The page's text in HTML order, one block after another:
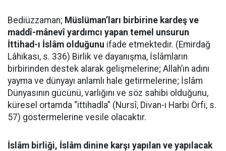
Bediüzzaman; Müslüman’ları birbirine kardeş ve
maddî-mânevî yardımcı yapan temel unsurun
İttihad-ı İslâm olduğunu ifade etmektedir. (Emirdağ
Lâhikası, s. 336) Birlik ve dayanışma, İslâmların
birbirinden destek alarak gelişmelerine; Allah’ın adını
yayma ve dünyayı anlamlı hale getirmelerine; İslâm
Dünyasının gücünü, varlığını ve söz sahibi olduğunu,
küresel ortamda “ittihadla” (Nursî, Divan-ı Harbi Örfi, s.
57) göstermelerine vesile olacaktır.
İslâm birliği, İslâm dinine karşı yapılan ve yapılacak